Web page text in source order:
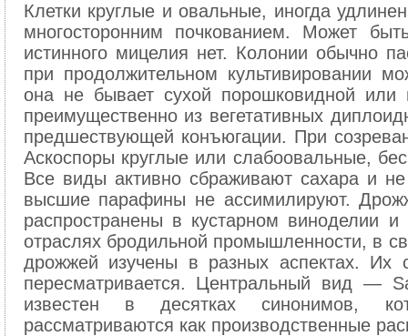
Клетки круглые и овальные, иногда
многосторонним почкованием. Может
истинного мицелия нет. Колонии обычно
при продолжительном культивировании
она не бывает сухой порошковидной или
преимущественно из вегетативных
предшествующей конъюгации. При
Аскоспоры круглые или слабоовальные,
Все виды активно сбраживают сахара и
высшие парафины не ассимилируют.
распространены в кустарном виноделии
отраслях бродильной промышленности, в
дрожжей изучены в разных аспектах. Их
пересматривается. Центральный вид —
известен в десятках синонимов,
рассматриваются как производственные